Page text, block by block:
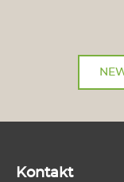
Kontakt